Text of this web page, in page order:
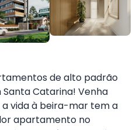
de alto padrão
Catarina! Venha
vida à beira-mar tem a
apartamento no